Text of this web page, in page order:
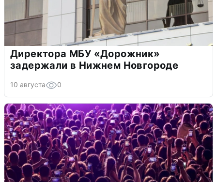
Директора МБУ «Дорожник»
задержали в Нижнем Новгороде
10 августа 0